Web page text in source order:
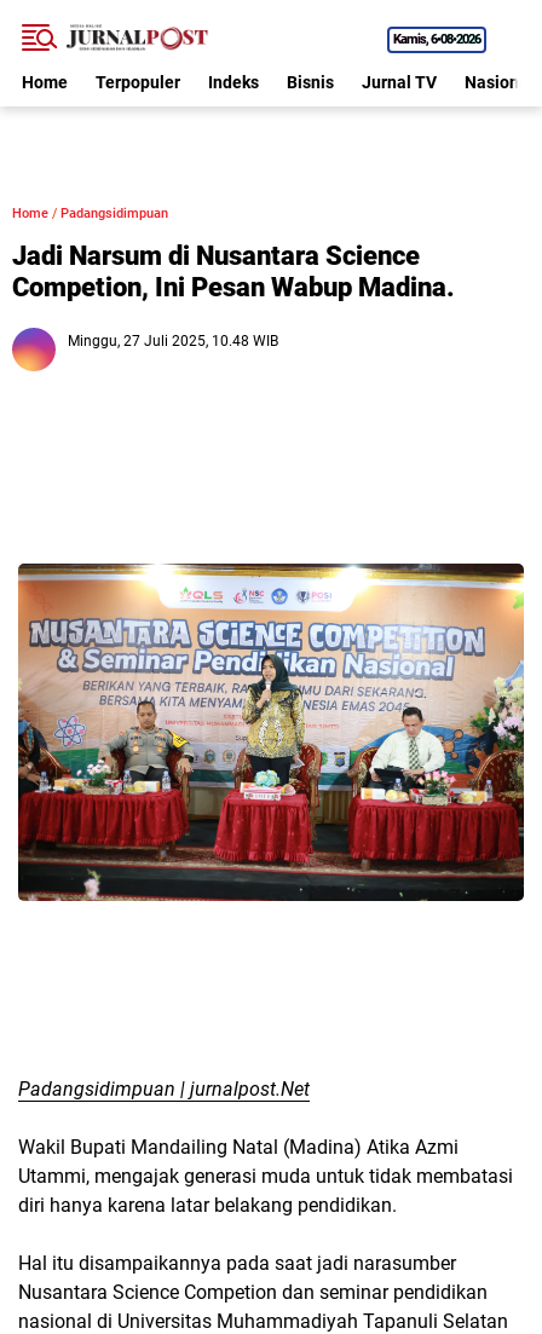
Kamis 6•08•2026
Home Terpopuler Indeks Bisnis Jurnal TV Nasional
Home / Padangsidimpuan
Jadi Narsum di Nusantara Science
Competion, Ini Pesan Wabup Madina.
Minggu, 27 Juli 2025, 10.48 WIB
Padangsidimpuan | jurnalpost.Net
Wakil Bupati Mandailing Natal (Madina) Atika Azmi
Utammi, mengajak generasi muda untuk tidak membatasi
diri hanya karena latar belakang pendidikan.
Hal itu disampaikannya pada saat jadi narasumber
Nusantara Science Competion dan seminar pendidikan
nasional di Universitas Muhammadiyah Tapanuli Selatan